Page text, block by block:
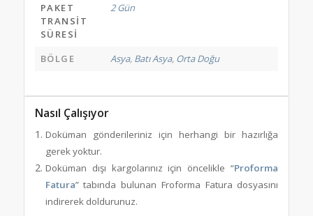
PAKET
TRANSIT
SÜRESI
2 Gün
BÖLGE Asya, Batı Asya, Orta Doğu
Nasıl Çalışıyor
Doküman gönderileriniz için herhangi bir hazırlığa
gerek yoktur.
Doküman dışı kargolarınız için öncelikle “Proforma
Fatura” tabında bulunan Froforma Fatura dosyasını
indirerek doldurunuz.